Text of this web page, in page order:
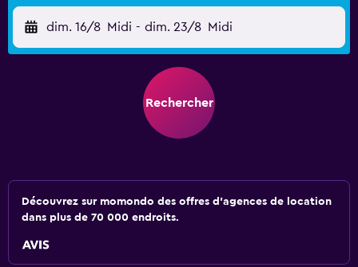
dim. 16/8 Midi - dim. 23/8 Midi
Rechercher
Découvrez sur momondo des offres d'agences de location
dans plus de 70 000 endroits.